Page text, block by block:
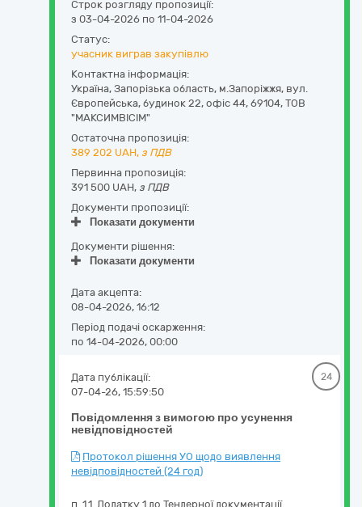
Строк розгляду пропозиції:
з 03-04-2026 по 11-04-2026
Статус:
учасник виграв закупівлю
Контактна інформація:
Україна, Запорізька область, м.Запоріжжя, вул.
Європейська, будинок 22, офіс 44, 69104, ТОВ
"МАКСИМВІСІМ"
Остаточна пропозиція:
389 202 UAH, з ПДВ
Первинна пропозиція:
391 500 UAH, з ПДВ
Документи пропозиції:
Показати документи
Документи рішення:
Показати документи
Дата акцепта:
08-04-2026, 16:12
Період подачі оскарження:
по 14-04-2026, 00:00
Повідомлення з вимогою про усунення
невідповідностей
Дата публікації:
07-04-26, 15:59:50
24
Протокол рішення УО щодо виявлення
невідповідностей (24 год)
п. 1.1. Додатку 1 до Тендерної документації